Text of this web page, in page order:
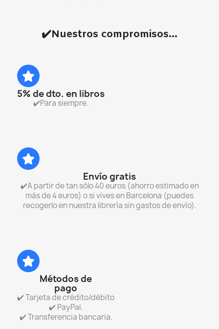
✔️Nuestros compromisos...
5% de dto. en libros
✔️Para siempre.
Envío gratis
✔️A partir de tan sólo 40 euros (ahorro estimado en
más de 4 euros) o si vives en Barcelona (puedes
recogerlo en nuestra librería sin gastos de envío).
Métodos de
pago
✔️ Tarjeta de crédito/débito
✔️ PayPal.
✔️ Transferencia bancaria.